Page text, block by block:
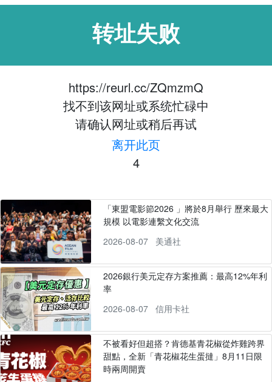
转址失败
https://reurl.cc/ZQmzmQ
找不到该网址或系统忙碌中
请确认网址或稍后再试
离开此页
4
「東盟電影節2026 」將於8月舉行 歷來最大
規模 以電影連繫文化交流
2026-08-07
美通社
2026銀行美元定存方案推薦：最高12%年利
率
2026-08-07
信用卡社
不被看好但超搭？肯德基青花椒從炸雞跨界
甜點，全新「青花椒花生蛋撻」8月11日限
時兩周開賣